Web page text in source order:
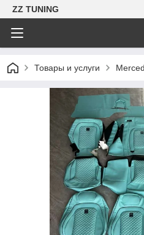
ZZ TUNING
Товары и услуги